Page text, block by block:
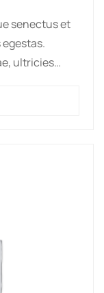
senectus et
ultricies